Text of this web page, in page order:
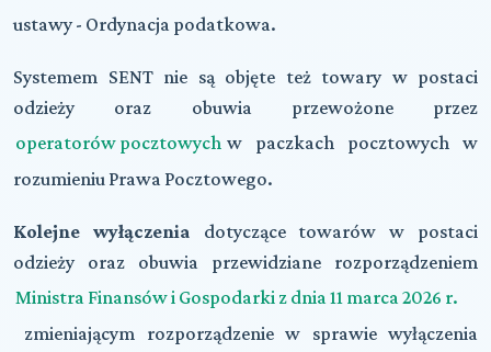
ustawy - Ordynacja podatkowa.
Systemem SENT nie są objęte też towary w postaci
odzieży oraz obuwia przewożone przez
operatorów pocztowych w paczkach pocztowych w
rozumieniu Prawa Pocztowego.
Kolejne wyłączenia dotyczące towarów w postaci
odzieży oraz obuwia przewidziane rozporządzeniem
Ministra Finansów i Gospodarki z dnia 11 marca 2026 r.
zmieniającym rozporządzenie w sprawie wyłączenia